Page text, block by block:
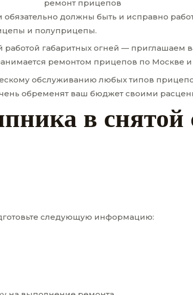
должны быть и исправно
и полуприцепы.
работой габаритных огней —
ремонтом прицепов по Москве
обслуживанию любых типов
обременят ваш бюджет своими
в снятой
следующую информацию: